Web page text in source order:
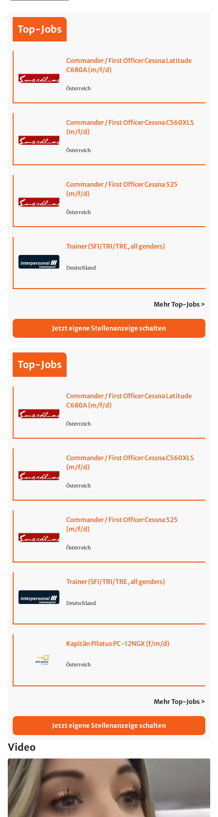
Top-Jobs
Commander / First Officer Cessna Latitude
C680A (m/f/d)
Österreich
Commander / First Officer Cessna C560XLS
(m/f/d)
Österreich
Commander / First Officer Cessna 525
(m/f/d)
Österreich
Trainer (SFI/TRI/TRE, all genders)
Deutschland
Mehr Top-Jobs >
Jetzt eigene Stellenanzeige schalten
Top-Jobs
Commander / First Officer Cessna Latitude
C680A (m/f/d)
Österreich
Commander / First Officer Cessna C560XLS
(m/f/d)
Österreich
Commander / First Officer Cessna 525
(m/f/d)
Österreich
Trainer (SFI/TRI/TRE, all genders)
Deutschland
Kapitän Pilatus PC-12NGX (f/m/d)
Österreich
Mehr Top-Jobs >
Jetzt eigene Stellenanzeige schalten
Video